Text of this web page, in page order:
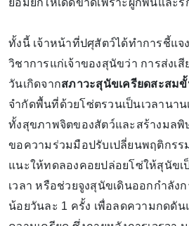
ทั้งนี้ เจ้าหน้าที่ปศุสัตว์ได้ทำการชี้แจ
วิชาการแก่เจ้าของสุนัขว่า การส่งเ
วันเกิดจากสภาวะสุนัขเครียดสะสม
จำกัดพื้นที่ด้วยโซ่ตรวนเป็นเวลานาน
ทั้งสุขภาพจิตของสัตว์และสร้างมลพิ
ขอความร่วมมือปรับเปลี่ยนพฤติกรร
แนะให้ทดลองคอยปล่อยโซ่ให้สุนัขเ
เวลา หรือช่วยจูงสุนัขเดินออกกำลัง
น้อยวันละ 1 ครั้ง เพื่อลดความกดดั